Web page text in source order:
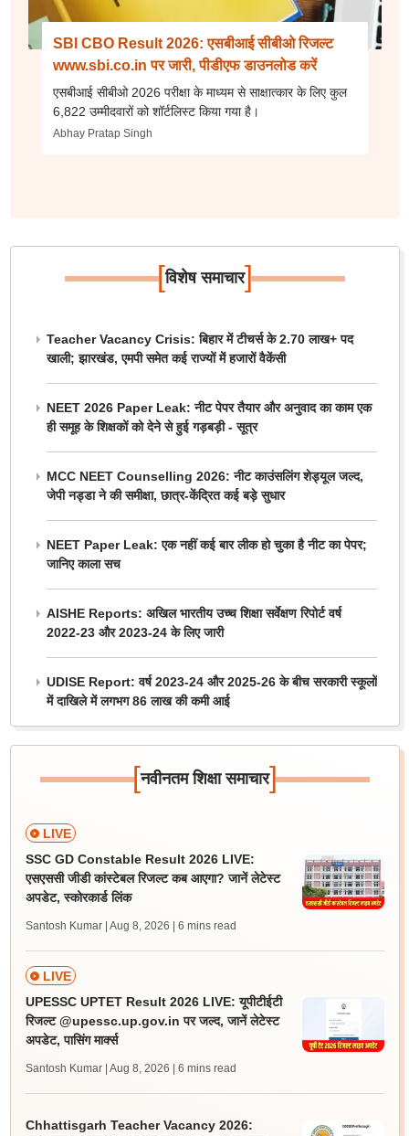
SBI CBO Result 2026: एसबीआई सीबीओ रिजल्ट
www.sbi.co.in पर जारी, पीडीएफ डाउनलोड करें
एसबीआई सीबीओ 2026 परीक्षा के माध्यम से साक्षात्कार के लिए कुल
6,822 उम्मीदवारों को शॉर्टलिस्ट किया गया है।
Abhay Pratap Singh
[विशेष समाचार]
Teacher Vacancy Crisis: बिहार में टीचर्स के 2.70 लाख+ पद
खाली; झारखंड, एमपी समेत कई राज्यों में हजारों वैकेंसी
NEET 2026 Paper Leak: नीट पेपर तैयार और अनुवाद का काम एक
ही समूह के शिक्षकों को देने से हुई गड़बड़ी - सूत्र
MCC NEET Counselling 2026: नीट काउंसलिंग शेड्यूल जल्द,
जेपी नड्डा ने की समीक्षा, छात्र-केंद्रित कई बड़े सुधार
NEET Paper Leak: एक नहीं कई बार लीक हो चुका है नीट का पेपर;
जानिए काला सच
AISHE Reports: अखिल भारतीय उच्च शिक्षा सर्वेक्षण रिपोर्ट वर्ष
2022-23 और 2023-24 के लिए जारी
UDISE Report: वर्ष 2023-24 और 2025-26 के बीच सरकारी स्कूलों
में दाखिले में लगभग 86 लाख की कमी आई
[नवीनतम शिक्षा समाचार]
LIVE
SSC GD Constable Result 2026 LIVE:
एसएससी जीडी कांस्टेबल रिजल्ट कब आएगा? जानें लेटेस्ट
अपडेट, स्कोरकार्ड लिंक
Santosh Kumar | Aug 8, 2026 | 6 mins read
LIVE
UPESSC UPTET Result 2026 LIVE: यूपीटीईटी
रिजल्ट @upessc.up.gov.in पर जल्द, जानें लेटेस्ट
अपडेट, पासिंग मार्क्स
Santosh Kumar | Aug 8, 2026 | 6 mins read
Chhattisgarh Teacher Vacancy 2026: